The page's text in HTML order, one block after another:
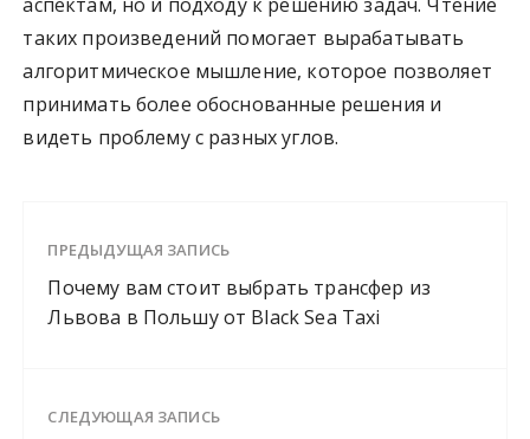
таких произведений помогает вырабатывать
алгоритмическое мышление, которое позволяет
принимать более обоснованные решения и
видеть проблему с разных углов.
ПРЕДЫДУЩАЯ ЗАПИСЬ
Почему вам стоит выбрать трансфер из
Львова в Польшу от Black Sea Taxi
СЛЕДУЮЩАЯ ЗАПИСЬ